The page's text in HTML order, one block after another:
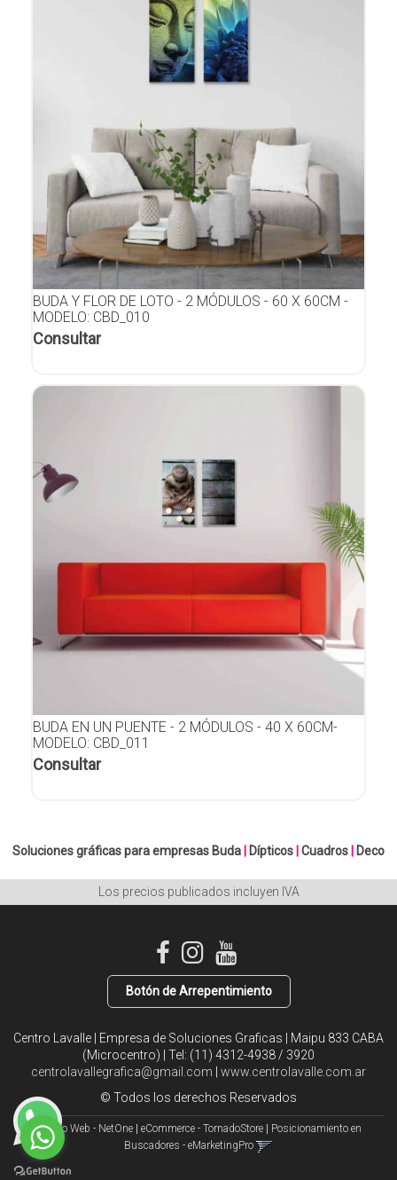
BUDA Y FLOR DE LOTO - 2 MÓDULOS - 60 X 60CM -
MODELO: CBD_010
Consultar
BUDA EN UN PUENTE - 2 MÓDULOS - 40 X 60CM-
MODELO: CBD_011
Consultar
Soluciones gráficas para empresas Buda Dípticos Cuadros Deco
Los precios publicados incluyen IVA
Botón de Arrepentimiento
Centro Lavalle | Empresa de Soluciones Graficas | Maipu 833 CABA
(Microcentro) | Tel: (11) 4312-4938 / 3920
centrolavallegrafica@gmail.com
www.centrolavalle.com.ar
© Todos los derechos Reservados
Diseño Web - NetOne eCommerce - TornadoStore
Posicionamiento en
Buscadores - eMarketingPro